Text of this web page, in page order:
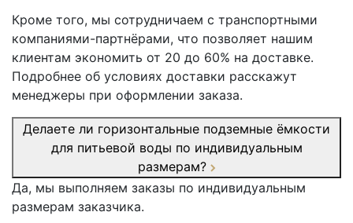
Кроме того, мы сотрудничаем с транспортными
компаниями-партнёрами, что позволяет нашим
клиентам экономить от 20 до 60% на доставке.
Подробнее об условиях доставки расскажут
менеджеры при оформлении заказа.
Делаете ли горизонтальные подземные ёмкости
для питьевой воды по индивидуальным
размерам?
Да, мы выполняем заказы по индивидуальным
размерам заказчика.